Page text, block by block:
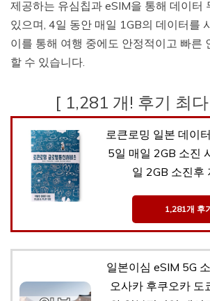
제공하는 유심칩과 eSIM을 통해 데이터
있으며, 4일 동안 매일 1GB의 데이터를
이를 통해 여행 중에도 안정적이고 빠른
할 수 있습니다.
[ 1,281 개! 후기 최
로큰로밍 일본 데이
5일 매일 2GB 소진
일 2GB 소진후
1,281개 후
일본이심 eSIM 5G
오사카 후쿠오카 도